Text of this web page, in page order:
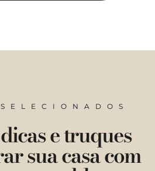
e truques
sua casa com